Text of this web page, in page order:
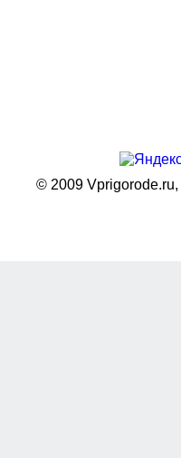
© 2009 Vprigorode.ru,